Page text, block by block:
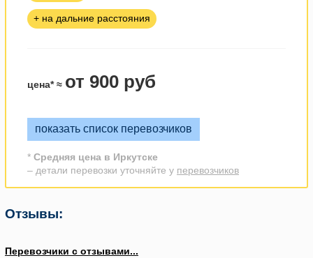
+ на дальние расстояния
цена* ≈ от 900 руб
показать список перевозчиков
* Средняя цена в Иркутске
– детали перевозки уточняйте у перевозчиков
Отзывы:
Перевозчики с отзывами...